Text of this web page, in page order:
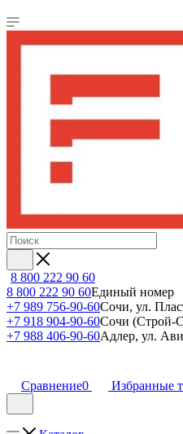
8 800 222 90 60
8 800 222 90 60Единый номер
+7 989 756-90-60Сочи, ул.
+7 918 904-90-60Сочи (Строй-
+7 988 406-90-60Адлер, ул.
Сравнение0 Избранные